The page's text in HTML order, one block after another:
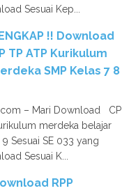
Sesuai Kep...
!! Download
TP ATP Kurikulum
SMP Kelas 7 8
– Mari Download CP
merdeka belajar
Sesuai SE 033 yang
Sesuai K...
RPP